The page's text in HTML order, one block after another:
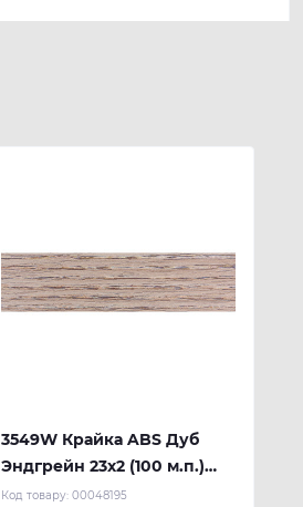
3549W Крайка ABS Дуб
Эндгрейн 23х2 (100 м.п.)
REHAU
Код товару: 00048195